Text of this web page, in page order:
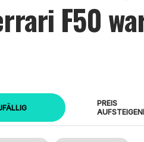
F50
PREIS